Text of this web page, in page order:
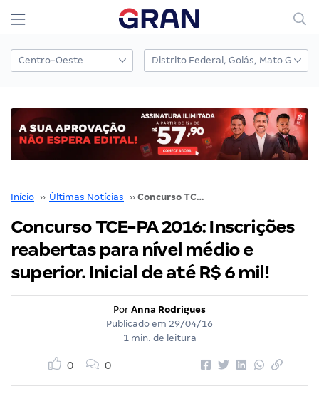
Início ›› Últimas Notícias ›› Concurso TCE-PA 2016: Inscrições reabertas para nível médio e superior. Inicial de até R$ 6 mil!
Concurso TCE-PA 2016: Inscrições
reabertas para nível médio e
superior. Inicial de até R$ 6 mil!
Por Anna Rodrigues
Publicado em 29/04/16
1 min. de leitura
0 0